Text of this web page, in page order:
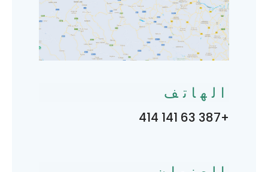
الهاتف
+387 63 141 414